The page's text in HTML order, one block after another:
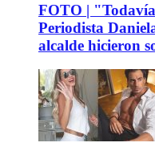
FOTO |
Periodista
alcalde hicieron